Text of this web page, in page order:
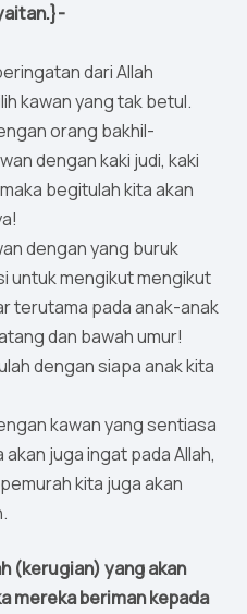
dari Allah
kawan yang tak betul.
orang bakhil-
dengan kaki judi, kaki
begitulah kita akan
dengan yang buruk
untuk mengikut mengikut
terutama pada anak-anak
dan bawah umur!
dengan siapa anak kita
kawan yang sentiasa
juga ingat pada Allah,
kita juga akan
(kerugian) yang akan
mereka beriman kepada